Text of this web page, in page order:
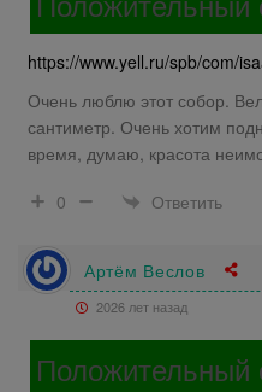
https://www.yell.ru/spb/com/
Очень люблю этот собор.
сантиметр. Очень хотим
время, думаю, красота
0
Ответить
Артём Веслов
2026 лет назад
Положительный